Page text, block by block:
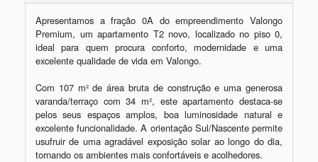
Apresentamos a fração 0A do empreendimento Valongo
Premium, um apartamento T2 novo, localizado no piso 0,
ideal para quem procura conforto, modernidade e uma
excelente qualidade de vida em Valongo.
Com 107 m² de área bruta de construção e uma generosa
varanda/terraço com 34 m², este apartamento destaca-se
pelos seus espaços amplos, boa luminosidade natural e
excelente funcionalidade. A orientação Sul/Nascente permite
usufruir de uma agradável exposição solar ao longo do dia,
tornando os ambientes mais confortáveis e acolhedores.